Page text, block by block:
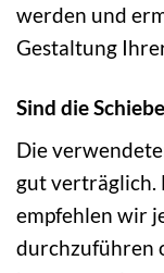
werden und
Gestaltung
Sind die
Die
gut verträglich.
empfehlen wir
durchzuführen